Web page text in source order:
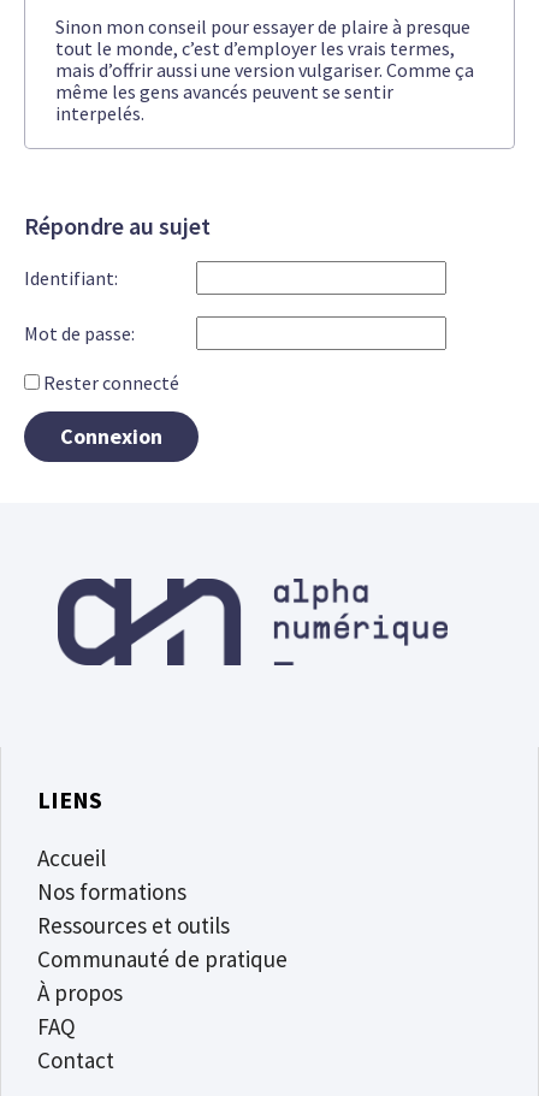
Sinon mon conseil pour essayer de plaire à presque
tout le monde, c’est d’employer les vrais termes,
mais d’offrir aussi une version vulgariser. Comme ça
même les gens avancés peuvent se sentir
interpelés.
Répondre au sujet
Identifiant:
Mot de passe:
Rester connecté
Connexion
LIENS
Accueil
Nos formations
Ressources et outils
Communauté de pratique
À propos
FAQ
Contact